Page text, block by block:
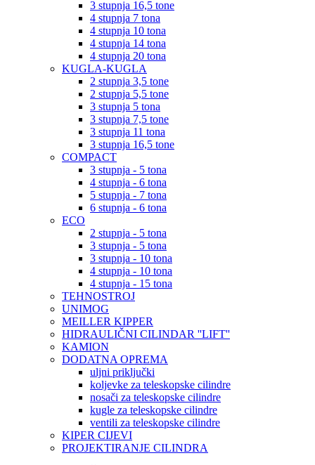
3 stupnja 16,5 tone
4 stupnja 7 tona
4 stupnja 10 tona
4 stupnja 14 tona
4 stupnja 20 tona
KUGLA-KUGLA
2 stupnja 3,5 tone
2 stupnja 5,5 tone
3 stupnja 5 tona
3 stupnja 7,5 tone
3 stupnja 11 tona
3 stupnja 16,5 tone
COMPACT
3 stupnja - 5 tona
4 stupnja - 6 tona
5 stupnja - 7 tona
6 stupnja - 6 tona
ECO
2 stupnja - 5 tona
3 stupnja - 5 tona
3 stupnja - 10 tona
4 stupnja - 10 tona
4 stupnja - 15 tona
TEHNOSTROJ
UNIMOG
MEILLER KIPPER
HIDRAULIČNI CILINDAR ''LIFT''
KAMION
DODATNA OPREMA
uljni priključki
koljevke za teleskopske cilindre
nosači za teleskopske cilindre
kugle za teleskopske cilindre
ventili za teleskopske cilindre
KIPER CIJEVI
PROJEKTIRANJE CILINDRA